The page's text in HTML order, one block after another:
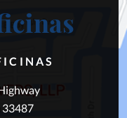
33487